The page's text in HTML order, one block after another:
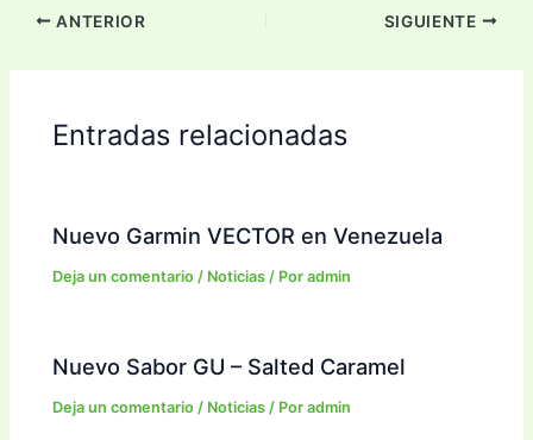
ANTERIOR SIGUIENTE
Entradas relacionadas
Nuevo Garmin VECTOR en Venezuela
Deja un comentario / Noticias / Poradmin
Nuevo Sabor GU – Salted Caramel
Deja un comentario / Noticias / Poradmin